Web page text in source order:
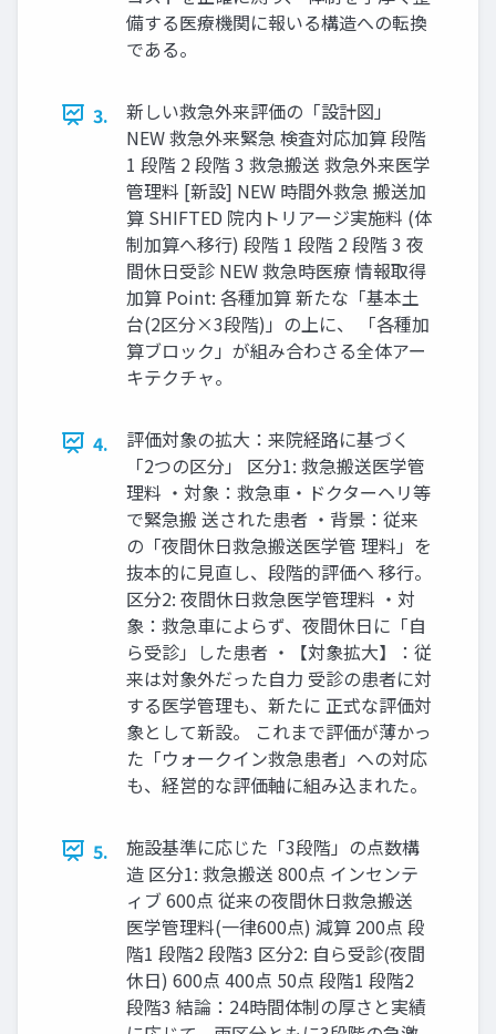
備する医療機関に報いる構造への転換
である。
3.
新しい救急外来評価の「設計図」
NEW 救急外来緊急 検査対応加算 段階
1 段階 2 段階 3 救急搬送 救急外来医学
管理料 [新設] NEW 時間外救急 搬送加
算 SHIFTED 院内トリアージ実施料 (体
制加算へ移行) 段階 1 段階 2 段階 3 夜
間休日受診 NEW 救急時医療 情報取得
加算 Point: 各種加算 新たな「基本土
台(2区分×3段階)」の上に、 「各種加
算ブロック」が組み合わさる全体アー
キテクチャ。
4.
評価対象の拡大：来院経路に基づく
「2つの区分」 区分1: 救急搬送医学管
理料 ・対象：救急車・ドクターヘリ等
で緊急搬 送された患者 ・背景：従来
の「夜間休日救急搬送医学管 理料」を
抜本的に見直し、段階的評価へ 移行。
区分2: 夜間休日救急医学管理料 ・対
象：救急車によらず、夜間休日に「自
ら受診」した患者 ・【対象拡大】：従
来は対象外だった自力 受診の患者に対
する医学管理も、新たに 正式な評価対
象として新設。 これまで評価が薄かっ
た「ウォークイン救急患者」への対応
も、経営的な評価軸に組み込まれた。
5.
施設基準に応じた「3段階」の点数構
造 区分1: 救急搬送 800点 インセンテ
ィブ 600点 従来の夜間休日救急搬送
医学管理料(一律600点) 減算 200点 段
階1 段階2 段階3 区分2: 自ら受診(夜間
休日) 600点 400点 50点 段階1 段階2
段階3 結論：24時間体制の厚さと実績